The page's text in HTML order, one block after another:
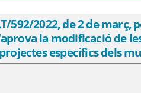
592/2022, de 2 de
la modificació de
específics dels